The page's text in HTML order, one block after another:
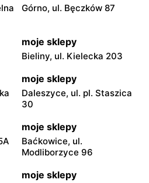
Górno, ul. Bęczków 87
moje sklepy
Bieliny, ul. Kielecka 203
moje sklepy
Daleszyce, ul. pl. Staszica
30
moje sklepy
Baćkowice, ul.
Modliborzyce 96
moje sklepy